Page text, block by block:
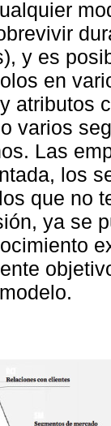
y es
en
atributos
varios
Las
los
que no
ya se